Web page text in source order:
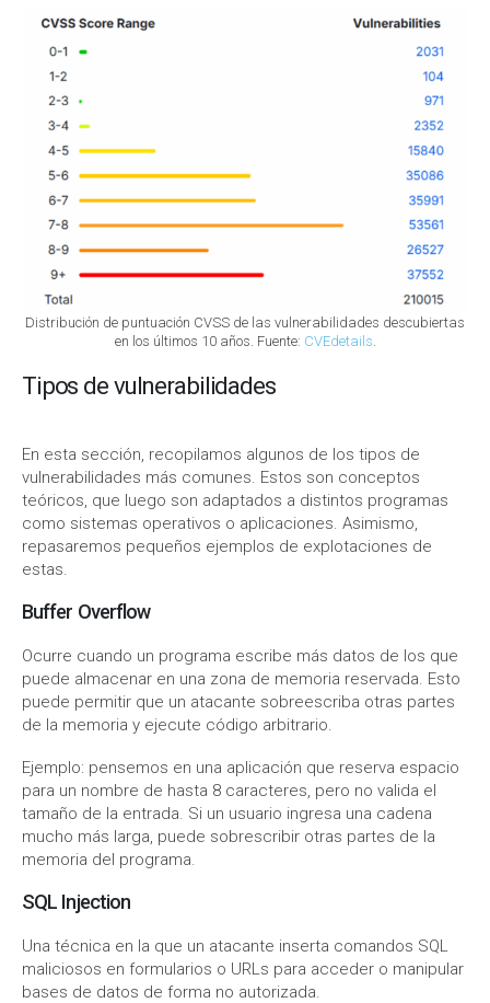
Distribución de puntuación CVSS de las vulnerabilidades descubiertas
en los últimos 10 años. Fuente: CVEdetails
Tipos de vulnerabilidades
En esta sección, recopilamos algunos de los tipos de
vulnerabilidades más comunes. Estos son conceptos
teóricos, que luego son adaptados a distintos programas
como sistemas operativos o aplicaciones. Asimismo,
repasaremos pequeños ejemplos de explotaciones de
estas.
Buffer Overflow
Ocurre cuando un programa escribe más datos de los que
puede almacenar en una zona de memoria reservada. Esto
puede permitir que un atacante sobreescriba otras partes
de la memoria y ejecute código arbitrario.
Ejemplo: pensemos en una aplicación que reserva espacio
para un nombre de hasta 8 caracteres, pero no valida el
tamaño de la entrada. Si un usuario ingresa una cadena
mucho más larga, puede sobrescribir otras partes de la
memoria del programa.
SQL Injection
Una técnica en la que un atacante inserta comandos SQL
maliciosos en formularios o URLs para acceder o manipular
bases de datos de forma no autorizada.